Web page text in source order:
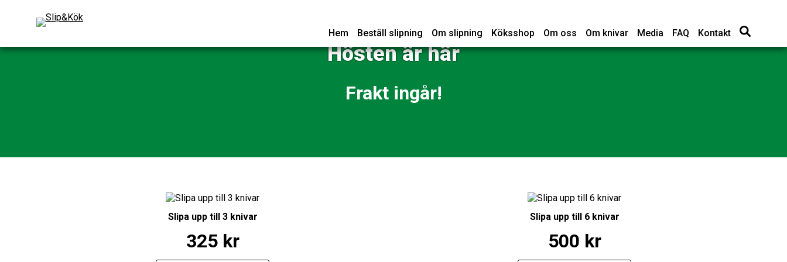
Hem Beställ slipning Om slipning Köksshop Om oss Om knivar Media FAQ Kontakt
Hösten är här
Frakt ingår!
Slipa upp till 3 knivar
325 kr
Slipa upp till 6 knivar
500 kr